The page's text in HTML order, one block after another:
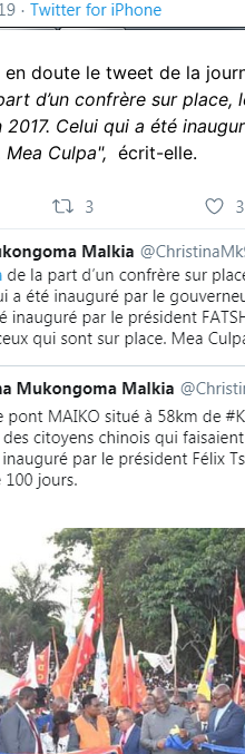
doute le tweet de la
d’un confrère sur place,
2017. Celui qui a été
Culpa", écrit-elle.